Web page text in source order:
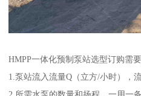
HMPP一体化预制泵站选型订购需
1.泵站流入流量Q（立方/小时），